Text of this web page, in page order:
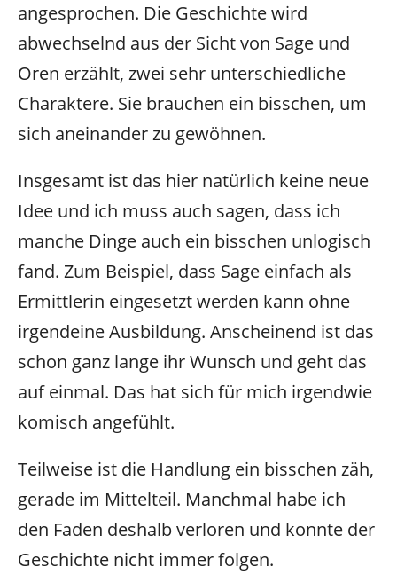
angesprochen. Die Geschichte wird
abwechselnd aus der Sicht von Sage und
Oren erzählt, zwei sehr unterschiedliche
Charaktere. Sie brauchen ein bisschen, um
sich aneinander zu gewöhnen.
Insgesamt ist das hier natürlich keine neue
Idee und ich muss auch sagen, dass ich
manche Dinge auch ein bisschen unlogisch
fand. Zum Beispiel, dass Sage einfach als
Ermittlerin eingesetzt werden kann ohne
irgendeine Ausbildung. Anscheinend ist das
schon ganz lange ihr Wunsch und geht das
auf einmal. Das hat sich für mich irgendwie
komisch angefühlt.
Teilweise ist die Handlung ein bisschen zäh,
gerade im Mittelteil. Manchmal habe ich
den Faden deshalb verloren und konnte der
Geschichte nicht immer folgen.